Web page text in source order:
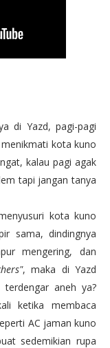
di Yazd, pagi-pagi
kota kuno
kalau pagi agak
tapi jangan tanya
kota kuno
sama, dindingnya
mengering, dan
, maka di Yazd
terdengar aneh ya?
ketika membaca
AC jaman kuno
sedemikian rupa